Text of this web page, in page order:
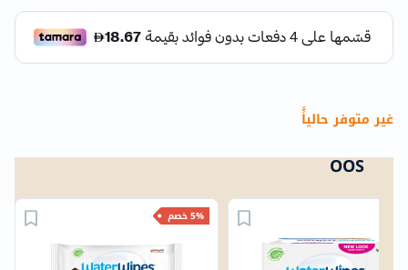
غير متوفر حالياًً
OOS
5% خصم